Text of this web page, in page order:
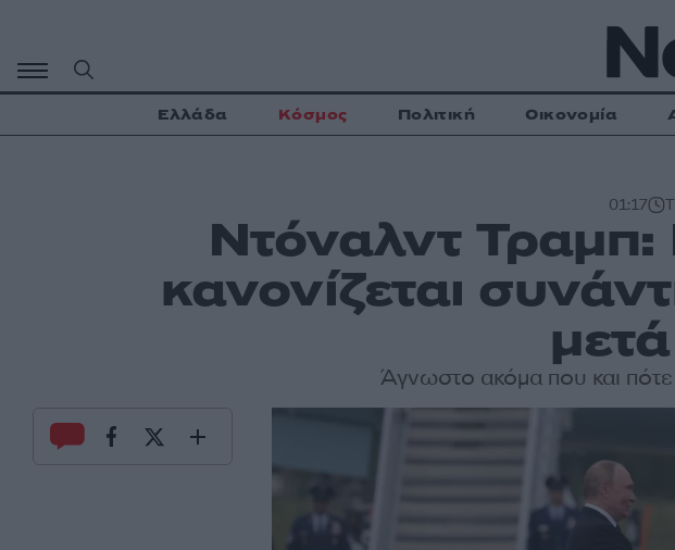
περιεχόμενο
Ελλάδα Κόσμος Πολιτική Οικονομία
01:17
Ντόναλντ Τραμπ:
κανονίζεται
Άγνωστο ακόμα που και